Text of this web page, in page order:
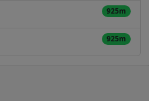
925m
925m